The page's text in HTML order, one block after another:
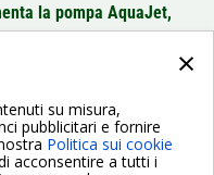
×
su misura,
pubblicitari e fornire
Politica sui cookie
acconsentire a tutti i
la pompa AquaJet,